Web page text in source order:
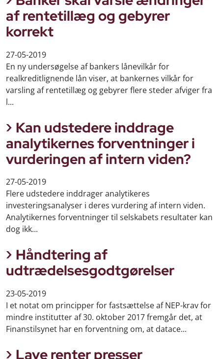
af rentetillæg og gebyrer
korrekt
27-05-2019
En ny undersøgelse af bankers lånevilkår for
realkreditlignende lån viser, at bankernes vilkår for
varsling af rentetillæg og gebyrer flere steder afviger fra
l...
Kan udstedere inddrage
analytikernes forventninger i
vurderingen af intern viden?
27-05-2019
Flere udstedere inddrager analytikeres
investeringsanalyser i deres vurdering af intern viden.
Analytikernes forventninger til selskabets resultater kan
dog ikk...
Håndtering af
udtrædelsesgodtgørelser
23-05-2019
I et notat om principper for fastsættelse af NEP-krav for
mindre institutter af 30. oktober 2017 fremgår det, at
Finanstilsynet har en forventning om, at datace...
Lave renter presser